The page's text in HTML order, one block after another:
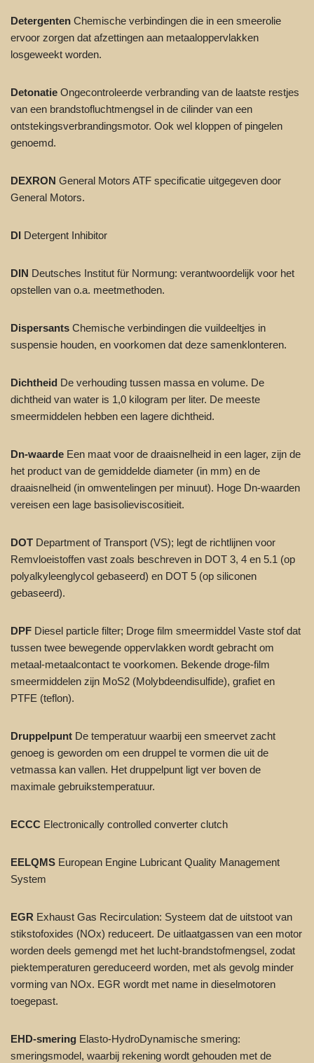
Detergenten Chemische verbindingen die in een smeerolie
ervoor zorgen dat afzettingen aan metaaloppervlakken
losgeweekt worden.
Detonatie Ongecontroleerde verbranding van de laatste restjes
van een brandstofluchtmengsel in de cilinder van een
ontstekingsverbrandingsmotor. Ook wel kloppen of pingelen
genoemd.
DEXRON General Motors ATF specificatie uitgegeven door
General Motors.
DI Detergent Inhibitor
DIN Deutsches Institut für Normung: verantwoordelijk voor het
opstellen van o.a. meetmethoden.
Dispersants Chemische verbindingen die vuildeeltjes in
suspensie houden, en voorkomen dat deze samenklonteren.
Dichtheid De verhouding tussen massa en volume. De
dichtheid van water is 1,0 kilogram per liter. De meeste
smeermiddelen hebben een lagere dichtheid.
Dn-waarde Een maat voor de draaisnelheid in een lager, zijn de
het product van de gemiddelde diameter (in mm) en de
draaisnelheid (in omwentelingen per minuut). Hoge Dn-waarden
vereisen een lage basisolieviscositieit.
DOT Department of Transport (VS); legt de richtlijnen voor
Remvloeistoffen vast zoals beschreven in DOT 3, 4 en 5.1 (op
polyalkyleenglycol gebaseerd) en DOT 5 (op siliconen
gebaseerd).
DPF Diesel particle filter; Droge film smeermiddel Vaste stof dat
tussen twee bewegende oppervlakken wordt gebracht om
metaal-metaalcontact te voorkomen. Bekende droge-film
smeermiddelen zijn MoS2 (Molybdeendisulfide), grafiet en
PTFE (teflon).
Druppelpunt De temperatuur waarbij een smeervet zacht
genoeg is geworden om een druppel te vormen die uit de
vetmassa kan vallen. Het druppelpunt ligt ver boven de
maximale gebruikstemperatuur.
ECCC Electronically controlled converter clutch
EELQMS European Engine Lubricant Quality Management
System
EGR Exhaust Gas Recirculation: Systeem dat de uitstoot van
stikstofoxides (NOx) reduceert. De uitlaatgassen van een motor
worden deels gemengd met het lucht-brandstofmengsel, zodat
piektemperaturen gereduceerd worden, met als gevolg minder
vorming van NOx. EGR wordt met name in dieselmotoren
toegepast.
EHD-smering Elasto-HydroDynamische smering:
smeringsmodel, waarbij rekening wordt gehouden met de